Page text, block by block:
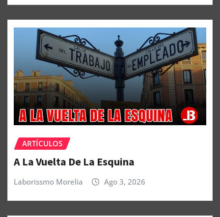
ARTÍCULOS
A La Vuelta De La Esquina
Laborissmo Morelia Ago 3, 2026